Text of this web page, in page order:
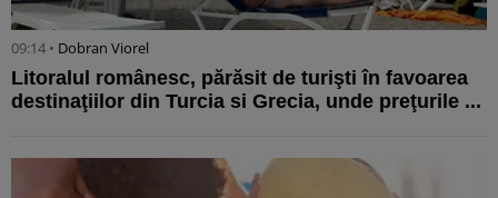
09:14 • Dobran Viorel
Litoralul românesc, părăsit de turişti în favoarea
destinaţiilor din Turcia si Grecia, unde preţurile ...